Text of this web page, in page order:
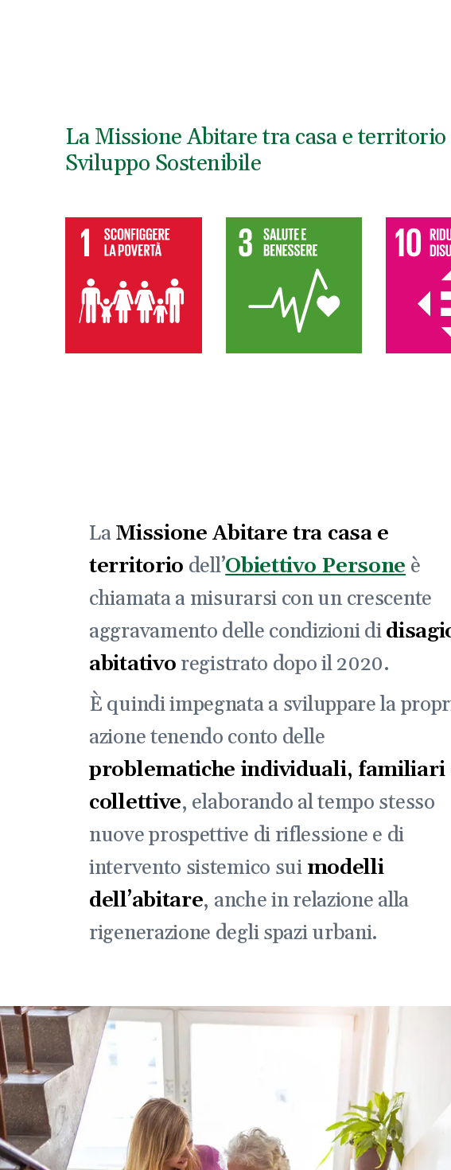
La Missione Abitare tra casa e
Sviluppo Sostenibile
LaMissione Abitare tra casa e
territorio dell’Obiettivo Persone è
chiamata a misurarsi con un crescente
aggravamento delle condizioni di
abitativo registrato dopo il 2020.
È quindi impegnata a sviluppare la
azione tenendo conto delle
problematiche individuali, familiari
collettive, elaborando al tempo stesso
nuove prospettive di riflessione e di
intervento sistemico suimodelli
dell’abitare, anche in relazione alla
rigenerazione degli spazi urbani.